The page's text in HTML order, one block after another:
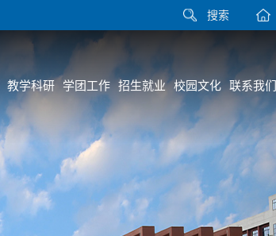
搜索
教学科研 学团工作 招生就业 校园文化 联系我们